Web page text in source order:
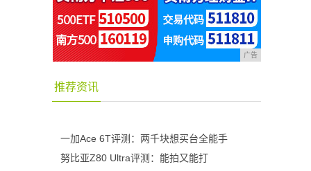
广告
推荐资讯
一加Ace 6T评测：两千块想买台全能手
努比亚Z80 Ultra评测：能拍又能打